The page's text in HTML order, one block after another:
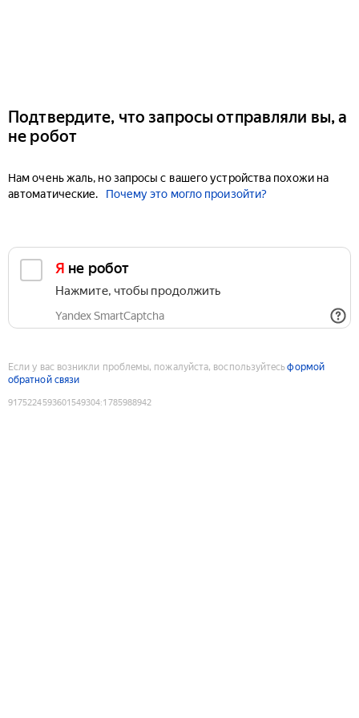
Подтвердите, что запросы отправляли вы, а
не робот
Нам очень жаль, но запросы с вашего устройства похожи на
автоматические.
Почему это могло произойти?
Я не робот
Нажмите, чтобы продолжить
Yandex SmartCaptcha
Если у вас возникли проблемы, пожалуйста, воспользуйтесьформой
обратной связи
9175224593601549304:1785988942